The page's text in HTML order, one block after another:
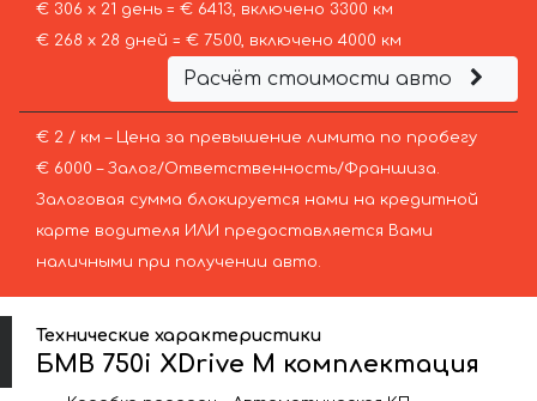
€ 306 х 21 день = € 6413, включено 3300 км
€ 268 х 28 дней = € 7500, включено 4000 км
Расчёт стоимости авто
€ 2 / км – Цена за превышение лимита по пробегу
€ 6000 – Залог/Ответственность/Франшиза.
Залоговая сумма блокируется нами на кредитной
карте водителя ИЛИ предоставляется Вами
наличными при получении авто.
Технические характеристики
БМВ 750i XDrive M комплектация